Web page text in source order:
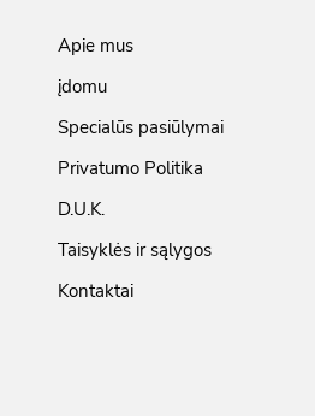
Apie mus
įdomu
Specialūs pasiūlymai
Privatumo Politika
D.U.K.
Taisyklės ir sąlygos
Kontaktai